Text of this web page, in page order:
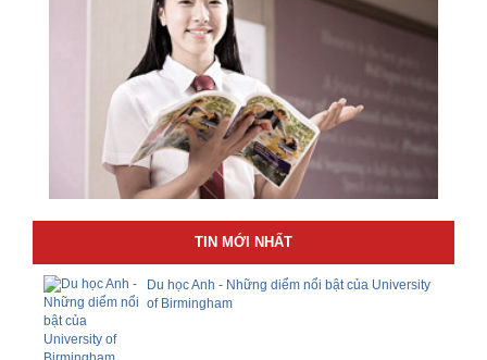
TIN MỚI NHẤT
Du học Anh - Những diểm nổi bật của University
of Birmingham